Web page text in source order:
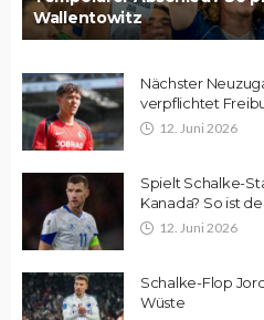
Wallentowitz
Nächster
verpflichtet
12. Juni 2026
Spielt Schalke-
Kanada? So ist
12. Juni 2026
Schalke-Flop
Wüste